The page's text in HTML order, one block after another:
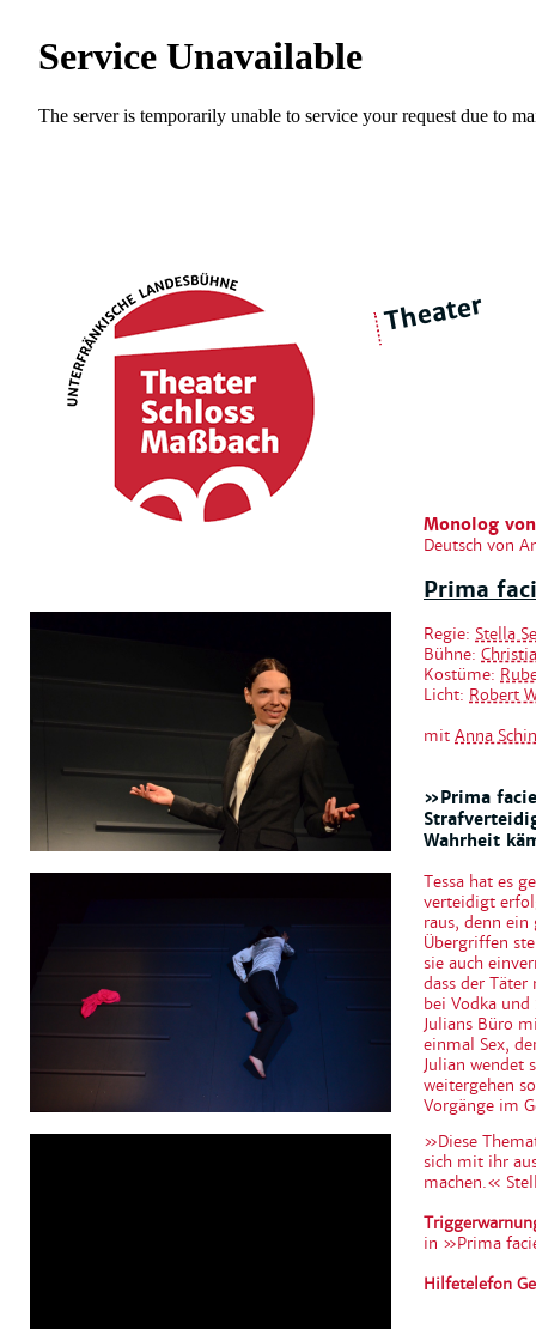
Monolog
Deutsch von
Prima
Regie: Stella
Bühne:
Kostüme:
Licht: Robert
mit Anna
»Prima
Wahrheit
Tessa hat es
verteidigt
raus, denn ein
Übergriffen
sie auch
dass der
bei Vodka
Julians Büro
einmal Sex,
Julian wendet
weitergehen
Vorgänge im
»Diese
sich mit ihr
machen.«
in »Prima
Hilfetelefon
Theater